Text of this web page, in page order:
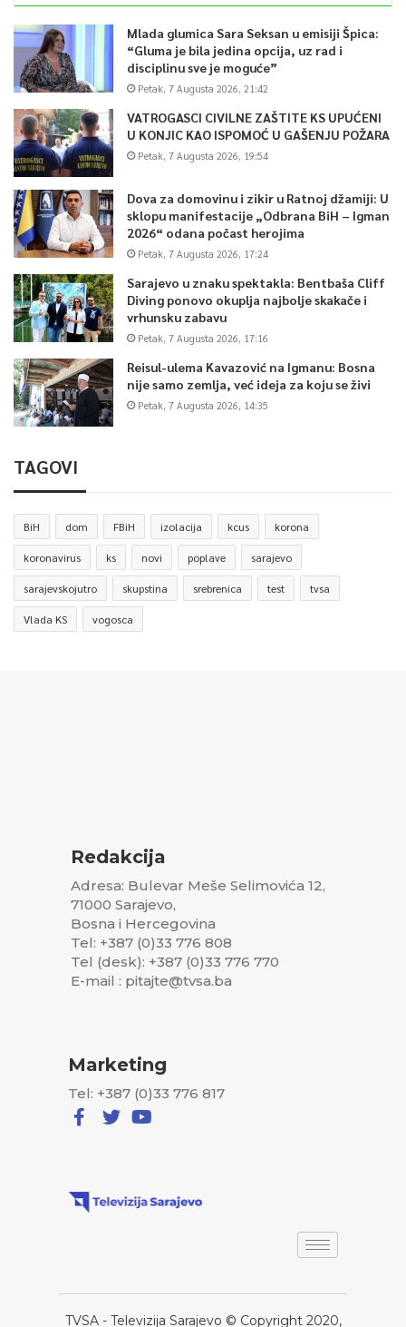
Mlada glumica Sara Seksan u emisiji Špica:
“Gluma je bila jedina opcija, uz rad i
disciplinu sve je moguće”
Petak, 7 Augusta 2026, 21:42
VATROGASCI CIVILNE ZAŠTITE KS UPUĆENI
U KONJIC KAO ISPOMOĆ U GAŠENJU POŽARA
Petak, 7 Augusta 2026, 19:54
Dova za domovinu i zikir u Ratnoj džamiji: U
sklopu manifestacije „Odbrana BiH – Igman
2026“ odana počast herojima
Petak, 7 Augusta 2026, 17:24
Sarajevo u znaku spektakla: Bentbaša Cliff
Diving ponovo okuplja najbolje skakače i
vrhunsku zabavu
Petak, 7 Augusta 2026, 17:16
Reisul-ulema Kavazović na Igmanu: Bosna
nije samo zemlja, već ideja za koju se živi
Petak, 7 Augusta 2026, 14:35
TAGOVI
BiH dom FBiH izolacija kcus korona
koronavirus ks novi poplave sarajevo
sarajevskojutro skupstina srebrenica test tvsa
Vlada KS vogosca
Redakcija
Adresa: Bulevar Meše Selimovića 12,
71000 Sarajevo,
Bosna i Hercegovina
Tel: +387 (0)33 776 808
Tel (desk): +387 (0)33 776 770
E-mail : pitajte@tvsa.ba
Marketing
Tel: +387 (0)33 776 817
TVSA - Televizija Sarajevo © Copyright 2020,